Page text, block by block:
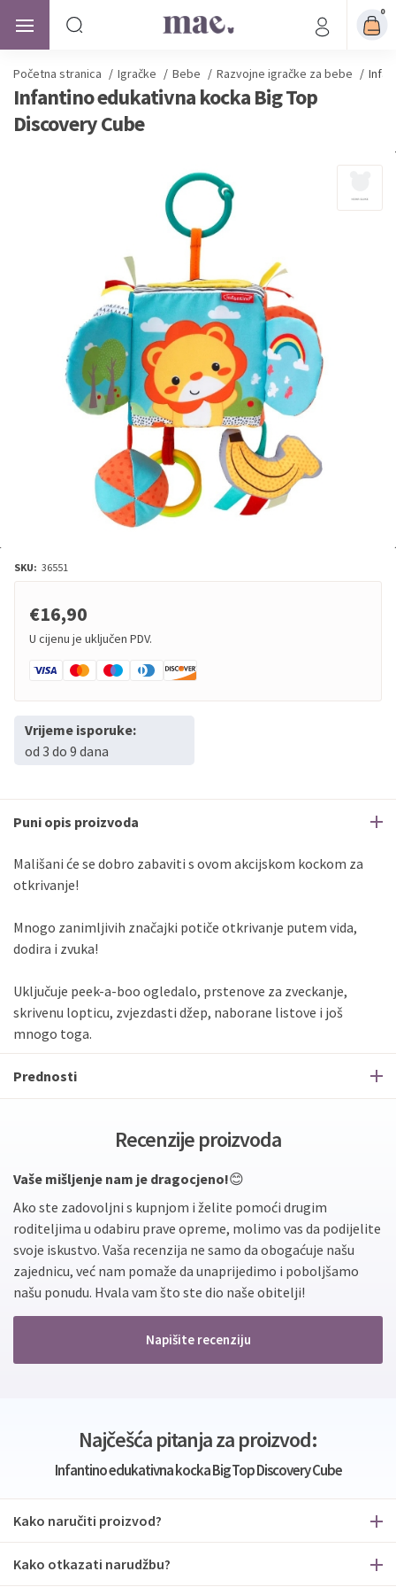
0
Početna stranica / Igračke / Bebe / Razvojne igračke za bebe /
Infantino edukativna kocka Big Top
Discovery Cube
SKU: 36551
€16,90
U cijenu je uključen PDV.
Vrijeme isporuke:
od 3 do 9 dana
Puni opis proizvoda
Mališani će se dobro zabaviti s ovom akcijskom kockom za
otkrivanje!
Mnogo zanimljivih značajki potiče otkrivanje putem vida,
dodira i zvuka!
Uključuje peek-a-boo ogledalo, prstenove za zveckanje,
skrivenu lopticu, zvjezdasti džep, naborane listove i još
mnogo toga.
Prednosti
Recenzije proizvoda
Vaše mišljenje nam je dragocjeno!😊
Ako ste zadovoljni s kupnjom i želite pomoći drugim
roditeljima u odabiru prave opreme, molimo vas da podijelite
svoje iskustvo. Vaša recenzija ne samo da obogaćuje našu
zajednicu, već nam pomaže da unaprijedimo i poboljšamo
našu ponudu. Hvala vam što ste dio naše obitelji!
Napišite recenziju
Najčešća pitanja za proizvod:
Infantino edukativna kocka Big Top Discovery Cube
Kako naručiti proizvod?
Kako otkazati narudžbu?